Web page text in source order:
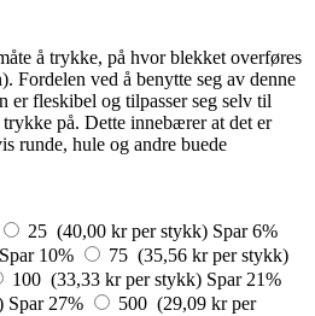
å trykke, på hvor blekket overføres
Fordelen ved å benytte seg av denne
er fleskibel og tilpasser seg selv til
på. Dette innebærer at det er
runde, hule og andre buede
25 (40,00 kr per stykk) Spar 6%
Spar 10%
75 (35,56 kr per stykk)
100 (33,33 kr per stykk) Spar 21%
Spar 27%
500 (29,09 kr per